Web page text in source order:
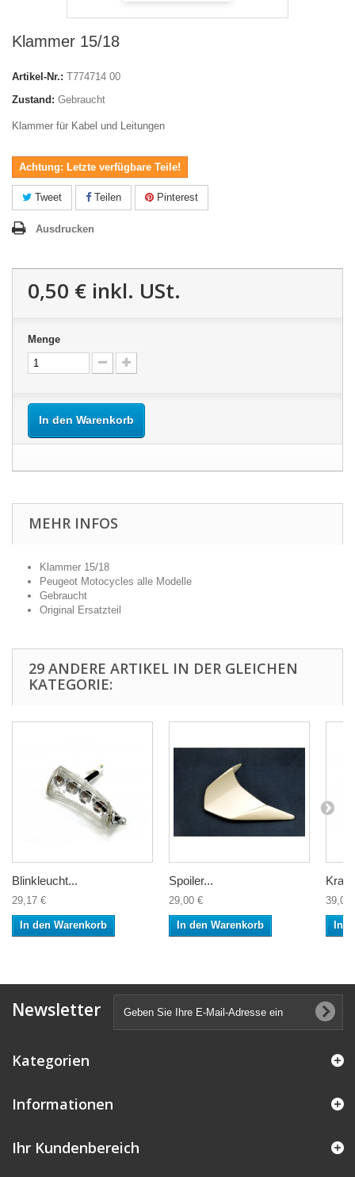
Klammer 15/18
Artikel-Nr.: T774714 00
Zustand: Gebraucht
Klammer für Kabel und Leitungen
Achtung: Letzte verfügbare Teile!
Tweet Teilen Pinterest
Ausdrucken
0,50 € inkl. USt.
Menge
In den Warenkorb
MEHR INFOS
Klammer 15/18
Peugeot Motocycles alle Modelle
Gebraucht
Original Ersatzteil
29 ANDERE ARTIKEL IN DER GLEICHEN
KATEGORIE:
Blinkleucht...
29,17 €
In den Warenkorb
Spoiler...
29,00 €
In den Warenkorb
39,00
In
Newsletter
Kategorien
Informationen
Ihr Kundenbereich